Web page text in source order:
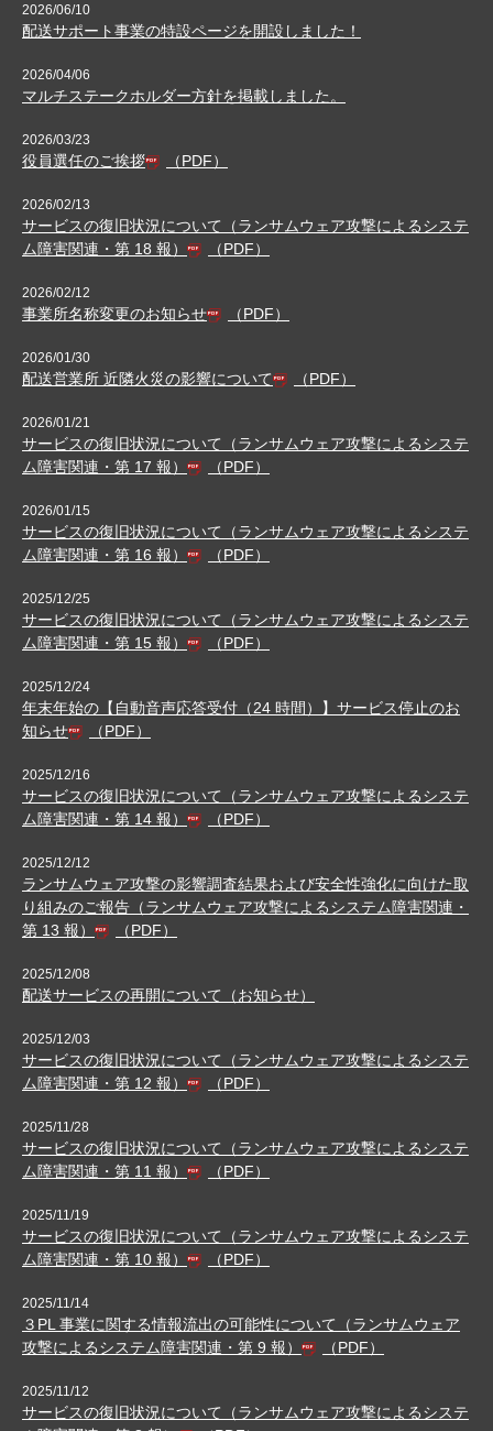
2026/06/10
配送サポート事業の特設ページを開設しました！
2026/04/06
マルチステークホルダー方針を掲載しました。
2026/03/23
役員選任のご挨拶 （PDF）
2026/02/13
サービスの復旧状況について（ランサムウェア攻撃によるシステ
ム障害関連・第 18 報）
（PDF）
2026/02/12
事業所名称変更のお知らせ （PDF）
2026/01/30
配送営業所 近隣火災の影響について （PDF）
2026/01/21
サービスの復旧状況について（ランサムウェア攻撃によるシステ
ム障害関連・第 17 報）
（PDF）
2026/01/15
サービスの復旧状況について（ランサムウェア攻撃によるシステ
ム障害関連・第 16 報）
（PDF）
2025/12/25
サービスの復旧状況について（ランサムウェア攻撃によるシステ
ム障害関連・第 15 報）
（PDF）
2025/12/24
年末年始の【自動音声応答受付（24 時間）】サービス停止のお
知らせ
（PDF）
2025/12/16
サービスの復旧状況について（ランサムウェア攻撃によるシステ
ム障害関連・第 14 報）
（PDF）
2025/12/12
ランサムウェア攻撃の影響調査結果および安全性強化に向けた取
り組みのご報告（ランサムウェア攻撃によるシステム障害関連・
第 13 報）
（PDF）
2025/12/08
配送サービスの再開について（お知らせ）
2025/12/03
サービスの復旧状況について（ランサムウェア攻撃によるシステ
ム障害関連・第 12 報）
（PDF）
2025/11/28
サービスの復旧状況について（ランサムウェア攻撃によるシステ
ム障害関連・第 11 報）
（PDF）
2025/11/19
サービスの復旧状況について（ランサムウェア攻撃によるシステ
ム障害関連・第 10 報）
（PDF）
2025/11/14
３PL 事業に関する情報流出の可能性について（ランサムウェア
攻撃によるシステム障害関連・第 9 報）
（PDF）
2025/11/12
サービスの復旧状況について（ランサムウェア攻撃によるシステ